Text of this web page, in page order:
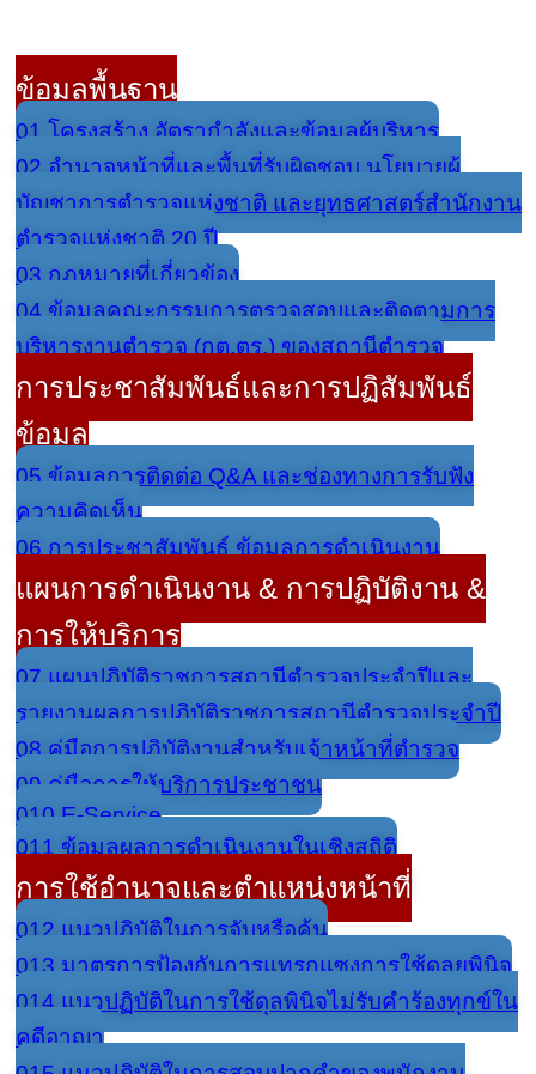
ข้อมูลพื้นฐาน
01 โครงสร้าง อัตรากำลังและข้อมูลผู้บริหาร
02 อำนาจหน้าที่และพื้นที่รับผิดชอบ นโยบายผู้
บัญชาการตำรวจแห่งชาติ และยุทธศาสตร์สำนักงาน
ตำรวจแห่งชาติ 20 ปี
03 กฏหมายที่เกี่ยวข้อง
04 ข้อมูลคณะกรรมการตรวจสอบและติดตามการ
บริหารงานตำรวจ (กต.ตร.) ของสถานีตำรวจ
การประชาสัมพันธ์และการปฏิสัมพันธ์
ข้อมูล
05 ข้อมูลการติดต่อ Q&A และช่องทางการรับฟัง
ความคิดเห็น
06 การประชาสัมพันธ์ ข้อมูลการดำเนินงาน
แผนการดำเนินงาน & การปฏิบัติงาน &
การให้บริการ
07 แผนปฏิบัติราชการสถานีตำรวจประจำปีและ
รายงานผลการปฏิบัติราชการสถานีตำรวจประจำปี
08 คู่มือการปฏิบัติงานสำหรับเจ้าหน้าที่ตำรวจ
09 คู่มือการให้บริการประชาชน
010 E-Service
011 ข้อมูลผลการดำเนินงานในเชิงสถิติ
การใช้อำนาจและตำแหน่งหน้าที่
012 แนวปฏิบัติในการจับหรือค้น
013 มาตรการป้องกันการแทรกแซงการใช้ดุลยพินิจ
014 แนวปฏิบัติในการใช้ดุลพินิจไม่รับคำร้องทุกข์ใน
คดีอาญา